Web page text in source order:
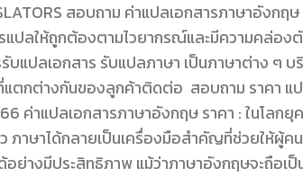
สอบถาม ค่าแปลเอกสารภาษาอัง
รแปลให้ถูกต้องตามไวยากรณ์และมีความคล่อง
บแปลเอกสาร รับแปลภาษา เป็นภาษาต่าง ๆ บ
ตกต่างกันของลูกค้าติดต่อ สอบถาม ราคา แปล
ค่าแปลเอกสารภาษาอังกฤษ ราคา : ในโลกยุ
ภาษาได้กลายเป็นเครื่องมือสำคัญที่ช่วยให้ผู้ค
อย่างมีประสิทธิภาพ แม้ว่าภาษาอังกฤษจะถือเ